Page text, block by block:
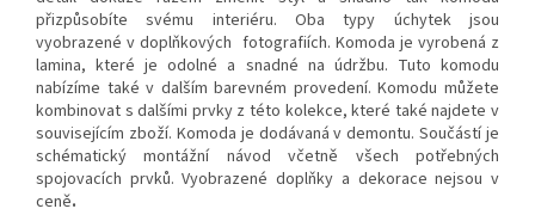
přizpůsobíte svému interiéru. Oba typy úchytek jsou
vyobrazené v doplňkových fotografiích. Komoda je vyrobená z
lamina, které je odolné a snadné na údržbu. Tuto komodu
nabízíme také v dalším barevném provedení. Komodu můžete
kombinovat s dalšími prvky z této kolekce, které také najdete v
souvisejícím zboží. Komoda je dodávaná v demontu. Součástí je
schématický montážní návod včetně všech potřebných
spojovacích prvků. Vyobrazené doplňky a dekorace nejsou v
ceně.